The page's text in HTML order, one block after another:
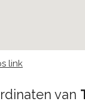
link
van